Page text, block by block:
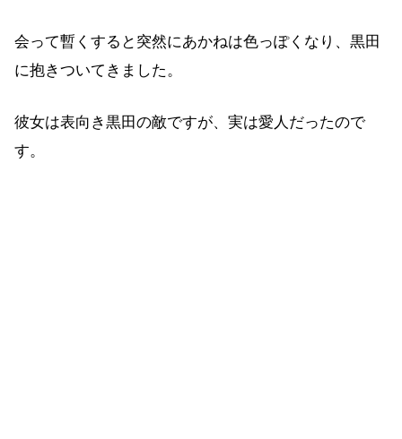
会って暫くすると突然にあかねは色っぽくなり、黒田
に抱きついてきました。
彼女は表向き黒田の敵ですが、実は愛人だったので
す。